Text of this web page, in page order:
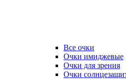
Все очки
Очки имиджевые
Очки для зрения
Очки